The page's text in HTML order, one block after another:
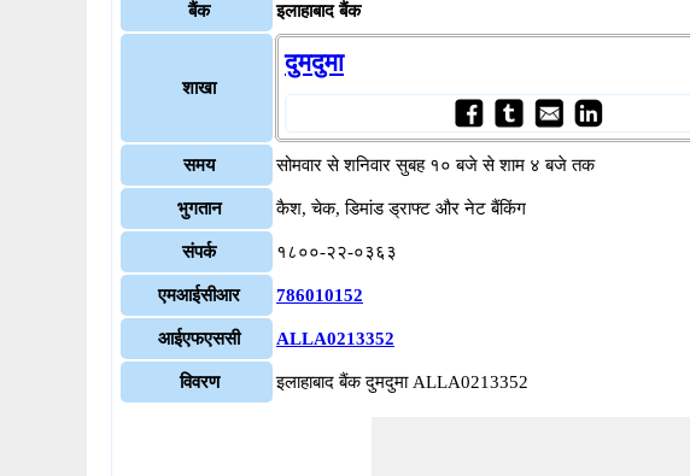
बैंक इलाहाबाद बैंक
शाखा
दुमदुमा
समय सोमवार से शनिवार सुबह १० बजे से शाम ४ बजे तक
भुगतान कैश, चेक, डिमांड ड्राफ्ट और नेट बैंकिंग
संपर्क १८००-२२-०३६३
एमआईसीआर 786010152
आईएफएससी ALLA0213352
विवरण इलाहाबाद बैंक दुमदुमा ALLA0213352